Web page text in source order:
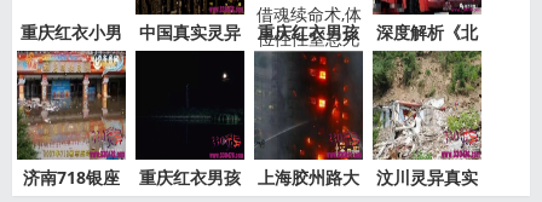
重庆红衣小男
孩事件
中国真实灵异
重庆红衣男孩
事件最
深度解析《北
京公交
济南718银座
重庆红衣男孩
上海胶州路大
汶川灵异真实